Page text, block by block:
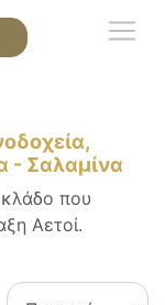
- Σαλαμίνα
κλάδο που
Αετοί.